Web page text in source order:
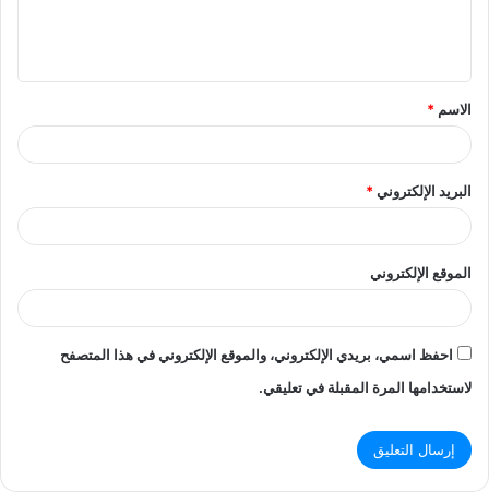
ق
*
الاسم *
البريد الإلكتروني*
الموقع الإلكتروني
احفظ اسمي، بريدي الإلكتروني، والموقع الإلكتروني في هذا المتصفح
لاستخدامها المرة المقبلة في تعليقي.